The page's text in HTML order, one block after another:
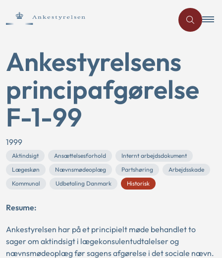
Ankestyrelsens
principafgørelse
F-1-99
1999
Aktindsigt Ansættelsesforhold
Internt arbejdsdokument
Lægeskøn
Nævnsmødeoplæg Partshøring
Arbejdsskade
Kommunal
Udbetaling Danmark Historisk
Resume:
Ankestyrelsen har på et principielt møde behandlet to
sager om aktindsigt i lægekonsulentudtalelser og
nævnsmødeoplæg før sagens afgørelse i det sociale nævn.